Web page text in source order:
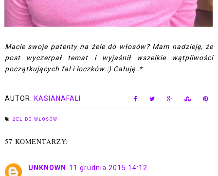
Macie swoje patenty na żele do włosów? Mam nadzieję, że
post wyczerpał temat i wyjaśnił wszelkie wątpliwości
początkujących fal i loczków :) Całuję :*
AUTOR: KASIANAFALI
ŻEL DO WŁOSÓW
57 KOMENTARZY:
UNKNOWN 11 grudnia 2015 14:12